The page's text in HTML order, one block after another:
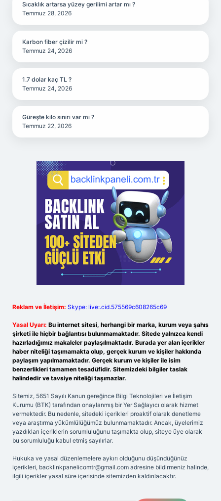
Sıcaklık artarsa yüzey gerilimi artar mı ?
Temmuz 28, 2026
Karbon fiber çizilir mi ?
Temmuz 24, 2026
1.7 dolar kaç TL ?
Temmuz 24, 2026
Güreşte kilo sınırı var mı ?
Temmuz 22, 2026
Reklam ve İletişim: Skype: live:.cid.575569c608265c69
Yasal Uyarı: Bu internet sitesi, herhangi bir marka, kurum veya şahıs
şirketi ile hiçbir bağlantısı bulunmamaktadır. Sitede yalnızca kendi
hazırladığımız makaleler paylaşılmaktadır. Burada yer alan içerikler
haber niteliği taşımamakta olup, gerçek kurum ve kişiler hakkında
paylaşım yapılmamaktadır. Gerçek kurum ve kişiler ile isim
benzerlikleri tamamen tesadüfidir. Sitemizdeki bilgiler taslak
halindedir ve tavsiye niteliği taşımazlar.
Sitemiz, 5651 Sayılı Kanun gereğince Bilgi Teknolojileri ve İletişim
Kurumu (BTK) tarafından onaylanmış bir Yer Sağlayıcı olarak hizmet
vermektedir. Bu nedenle, sitedeki içerikleri proaktif olarak denetleme
veya araştırma yükümlülüğümüz bulunmamaktadır. Ancak, üyelerimiz
yazdıkları içeriklerin sorumluluğunu taşımakta olup, siteye üye olarak
bu sorumluluğu kabul etmiş sayılırlar.
Hukuka ve yasal düzenlemelere aykırı olduğunu düşündüğünüz
içerikleri, backlinkpanelicomtr@gmail.com adresine bildirmeniz halinde,
ilgili içerikler yasal süre içerisinde sitemizden kaldırılacaktır.